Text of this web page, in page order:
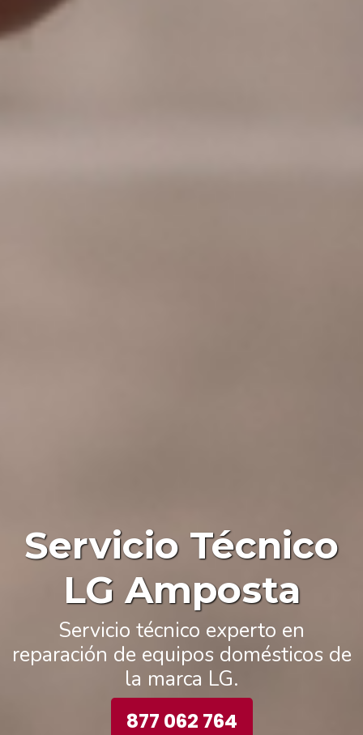
Servicio Técnico
LG Amposta
Servicio técnico experto en
reparación de equipos domésticos de
la marca LG.
877 062 764